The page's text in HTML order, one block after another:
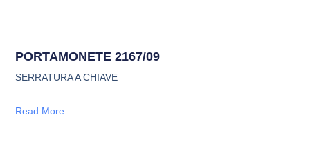
PORTAMONETE 2167/09
SERRATURA A CHIAVE
Read More